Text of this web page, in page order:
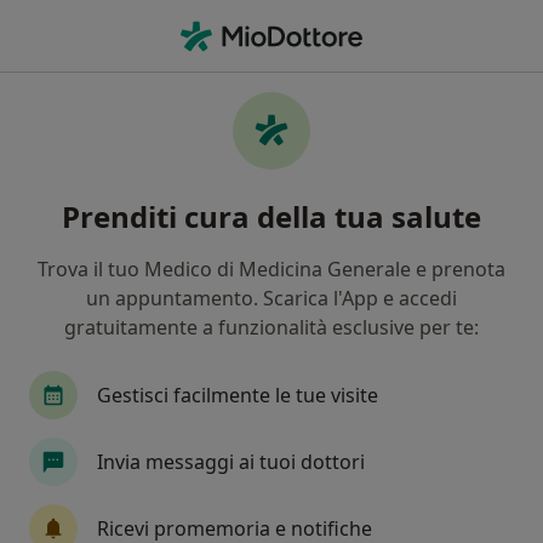
Prenditi cura della tua salute
Trova il tuo Medico di Medicina Generale e prenota
un appuntamento. Scarica l'App e accedi
gratuitamente a funzionalità esclusive per te:
Gestisci facilmente le tue visite
Invia messaggi ai tuoi dottori
Ricevi promemoria e notifiche
Visita Osteopatica • Ivrea, TO
specialisti
In che modo ordiniamo i risultati
Che specializzazione stai cercando?
Osteopata Dietista Oculista